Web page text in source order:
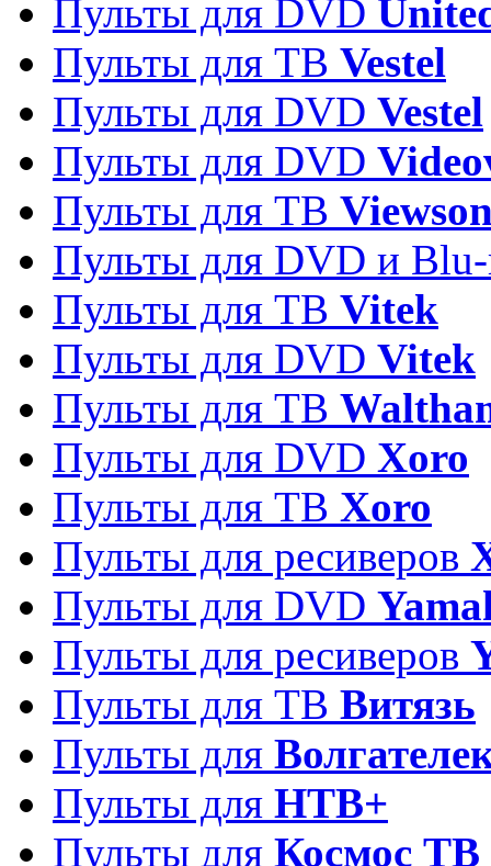
Пульты для DVD
Пульты для ТВ Vestel
Пульты для DVD Vestel
Пульты для DVD
Пульты для ТВ
Пульты для DVD и
Пульты для ТВ Vitek
Пульты для DVD Vitek
Пульты для ТВ
Пульты для DVD Xoro
Пульты для ТВ Xoro
Пульты для ресиверов
Пульты для DVD
Пульты для ресиверов
Пульты для ТВ Витязь
Пульты для
Пульты для НТВ+
Пульты для Космос ТВ